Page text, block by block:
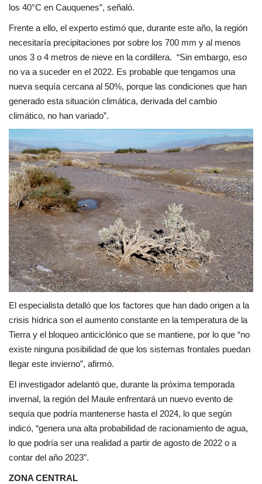
los 40°C en Cauquenes”, señaló.
Frente a ello, el experto estimó que, durante este año, la región
necesitaría precipitaciones por sobre los 700 mm y al menos
unos 3 o 4 metros de nieve en la cordillera. “Sin embargo, eso
no va a suceder en el 2022. Es probable que tengamos una
nueva sequía cercana al 50%, porque las condiciones que han
generado esta situación climática, derivada del cambio
climático, no han variado”.
El especialista detalló que los factores que han dado origen a la
crisis hídrica son el aumento constante en la temperatura de la
Tierra y el bloqueo anticiclónico que se mantiene, por lo que “no
existe ninguna posibilidad de que los sistemas frontales puedan
llegar este invierno”, afirmó.
El investigador adelantó que, durante la próxima temporada
invernal, la región del Maule enfrentará un nuevo evento de
sequía que podría mantenerse hasta el 2024, lo que según
indicó, “genera una alta probabilidad de racionamiento de agua,
lo que podría ser una realidad a partir de agosto de 2022 o a
contar del año 2023”.
ZONA CENTRAL